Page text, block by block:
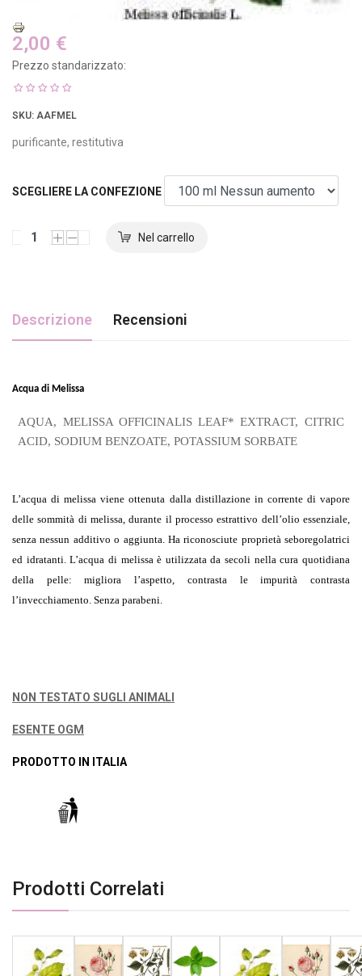
2,00 €
Prezzo standarizzato:
SKU: AAFMEL
purificante, restitutiva
SCEGLIERE LA CONFEZIONE
Descrizione Recensioni
Acqua di Melissa
AQUA, MELISSA OFFICINALIS LEAF* EXTRACT, CITRIC
ACID, SODIUM BENZOATE, POTASSIUM SORBATE
L’acqua di melissa viene ottenuta dalla distillazione in corrente di vapore
delle sommità di melissa, durante il processo estrattivo dell’olio essenziale,
senza nessun additivo o aggiunta. Ha riconosciute proprietà seboregolatrici
ed idratanti. L’acqua di melissa è utilizzata da secoli nella cura quotidiana
della pelle: migliora l’aspetto, contrasta le impurità contrasta
l’invecchiamento. Senza parabeni.
NON TESTATO SUGLI ANIMALI
ESENTE OGM
PRODOTTO IN ITALIA
Prodotti Correlati